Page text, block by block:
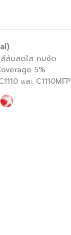
สันสดใส คมชัด
5%
และ C1110MFP